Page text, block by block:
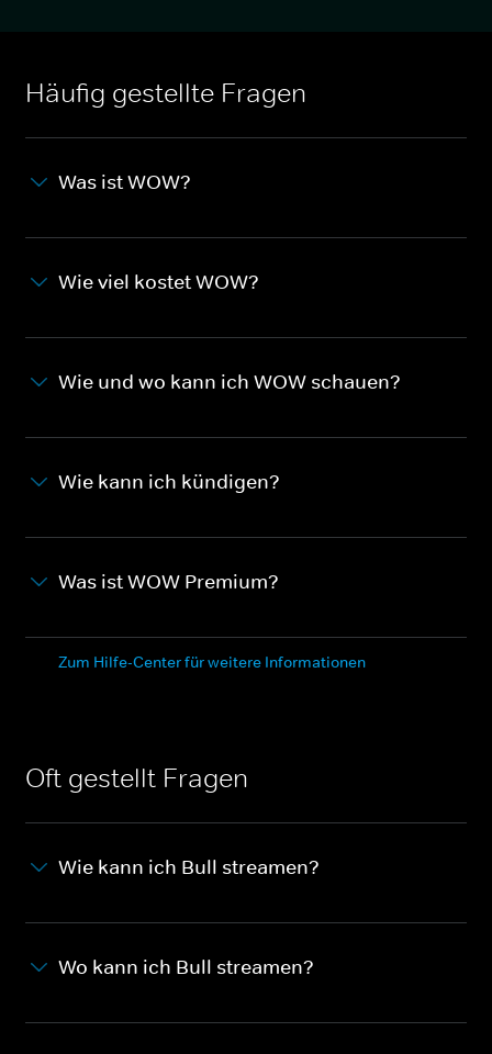
Häufig gestellte Fragen
Was ist WOW?
Wie viel kostet WOW?
Wie und wo kann ich WOW schauen?
Wie kann ich kündigen?
Was ist WOW Premium?
Zum Hilfe-Center für weitere Informationen
Oft gestellt Fragen
Wie kann ich Bull streamen?
Wo kann ich Bull streamen?